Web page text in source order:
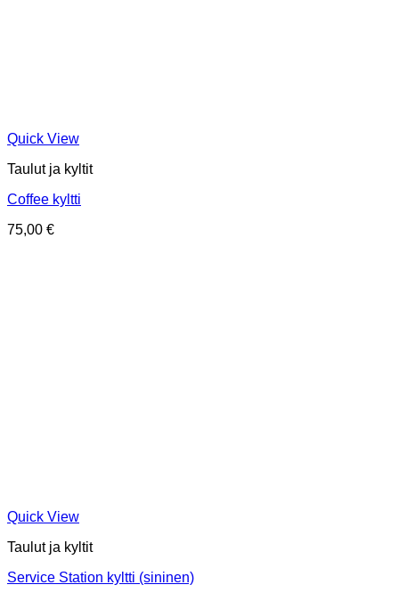
Quick View
Taulut ja kyltit
Coffee kyltti
75,00 €
Quick View
Taulut ja kyltit
Service Station kyltti (sininen)